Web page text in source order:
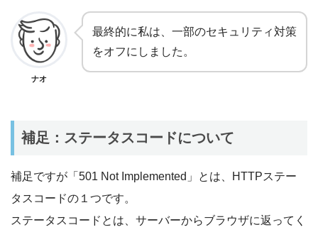
ナオ
最終的に私は、一部のセキュリティ対策
をオフにしました。
補足：ステータスコードについて
補足ですが「501 Not Implemented」とは、HTTPステー
タスコードの１つです。
ステータスコードとは、サーバーからブラウザに返ってく